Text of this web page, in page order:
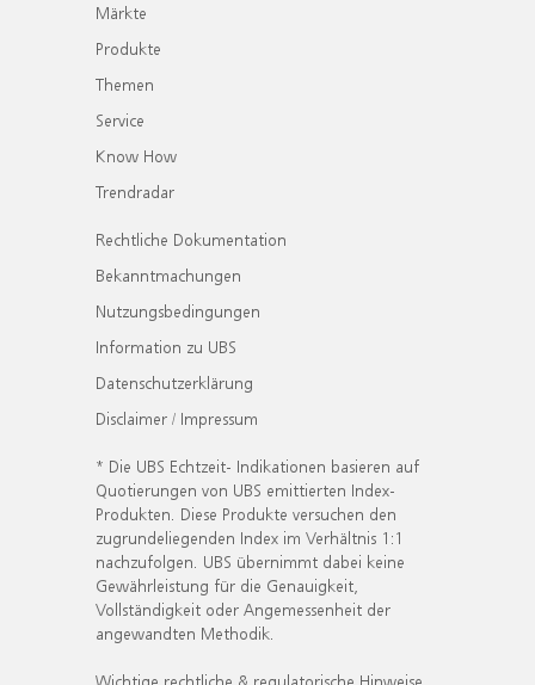
Märkte
Produkte
Themen
Service
Know How
Trendradar
Rechtliche Dokumentation
Bekanntmachungen
Nutzungsbedingungen
Information zu UBS
Datenschutzerklärung
Disclaimer / Impressum
* Die UBS Echtzeit- Indikationen basieren auf
Quotierungen von UBS emittierten Index-
Produkten. Diese Produkte versuchen den
zugrundeliegenden Index im Verhältnis 1:1
nachzufolgen. UBS übernimmt dabei keine
Gewährleistung für die Genauigkeit,
Vollständigkeit oder Angemessenheit der
angewandten Methodik.